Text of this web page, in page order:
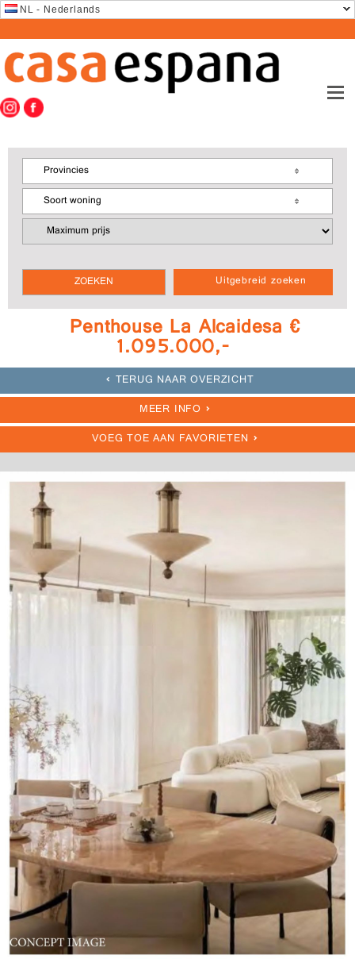
NL - Nederlands
Uitgebreid zoeken
Provincies
Soort woning
Penthouse La Alcaidesa €
1.095.000,-
TERUG NAAR OVERZICHT
MEER INFO
VOEG TOE AAN FAVORIETEN